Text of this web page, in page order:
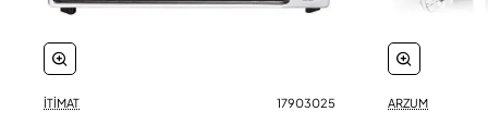
İTİMAT 17903025 ARZUM